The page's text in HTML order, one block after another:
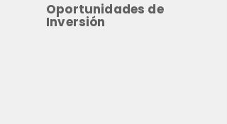
Oportunidades de
Inversión